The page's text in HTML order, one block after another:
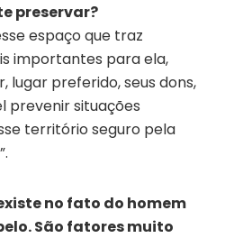
preservar?
espaço que traz
importantes para ela,
lugar preferido, seus dons,
prevenir situações
território seguro pela
no fato do homem
São fatores muito